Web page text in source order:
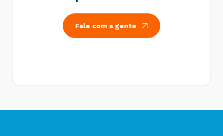
Fale com a gente